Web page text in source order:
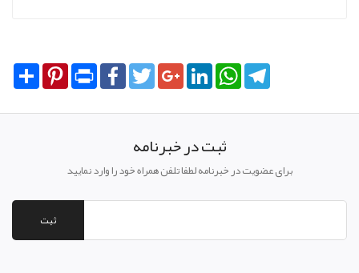
Share PinterestPrint FacebookTwitterGoogle+LinkedInWhatsApp
ثبت در خبرنامه
برای عضویت در خبرنامه لطفا تلفن همراه خود را وارد نمایید
ثبت